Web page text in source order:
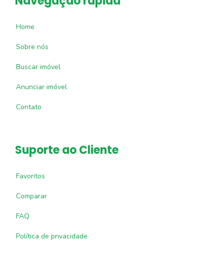
Home
Sobre nós
Buscar imóvel
Anunciar imóvel
Contato
Suporte ao Cliente
Favoritos
Comparar
FAQ
Política de privacidade